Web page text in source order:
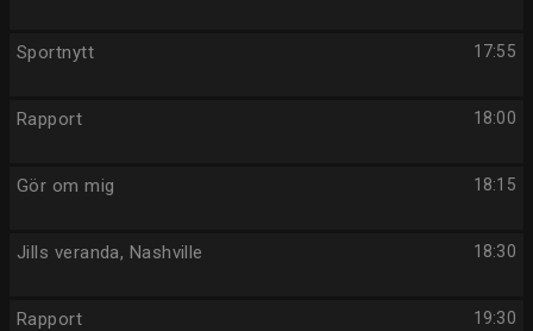
17:55
Sportnytt
18:00
Rapport
18:15
Gör om mig
18:30
Jills veranda, Nashville
19:30
Rapport